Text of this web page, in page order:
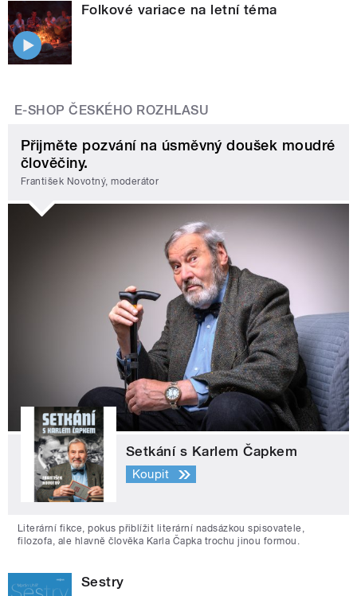
Folkové variace na letní téma
E-SHOP ČESKÉHO ROZHLASU
Přijměte pozvání na úsměvný doušek moudré
člověčiny.
František Novotný, moderátor
Setkání s Karlem Čapkem
Koupit
Literární fikce, pokus přiblížit literární nadsázkou spisovatele,
filozofa, ale hlavně člověka Karla Čapka trochu jinou formou.
Sestry